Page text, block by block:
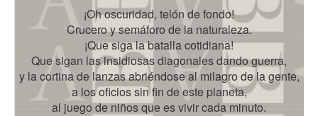
¡Oh oscuridad, telón de fondo!
Crucero y semáforo de la naturaleza.
¡Que siga la batalla cotidiana!
Que sigan las insidiosas diagonales dando guerra,
y la cortina de lanzas abriéndose al milagro de la gente,
a los oficios sin fin de este planeta,
al juego de niños que es vivir cada minuto.